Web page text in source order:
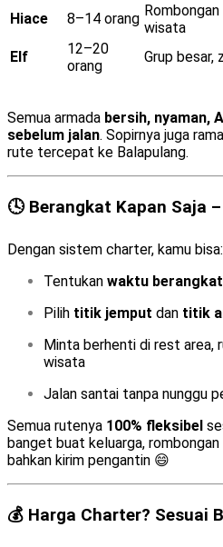
Hiace
8–14 orang
wisata
Elf
12–20
orang
Grup besar,
Semua armada bersih, nyaman,
sebelum jalan. Sopirnya juga
rute tercepat ke Balapulang.
🕓 Berangkat Kapan Saja
Dengan sistem charter, kamu bisa:
Tentukan waktu berangkat
Pilih titik jemput dan titik
Minta berhenti di rest area,
wisata
Jalan santai tanpa nunggu
Semua rutenya 100% fleksibel
banget buat keluarga,
bahkan kirim pengantin 😄
💰 Harga Charter? Sesuai